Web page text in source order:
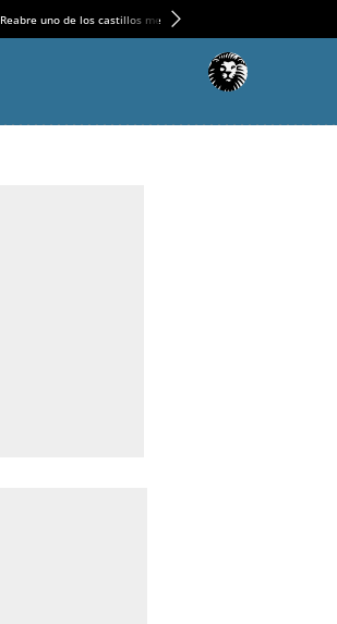
Reabre uno de los castillos medievales más espectaculares